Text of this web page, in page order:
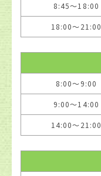
8:45〜18:00
18:00〜21:00
8:00〜9:00
9:00〜14:00
14:00〜21:00